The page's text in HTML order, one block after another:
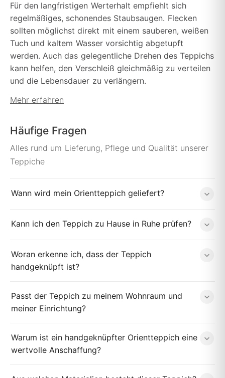
Für den langfristigen Werterhalt empfiehlt sich
regelmäßiges, schonendes Staubsaugen. Flecken
sollten möglichst direkt mit einem sauberen, weißen
Tuch und kaltem Wasser vorsichtig abgetupft
werden. Auch das gelegentliche Drehen des Teppichs
kann helfen, den Verschleiß gleichmäßig zu verteilen
und die Lebensdauer zu verlängern.
Mehr erfahren
Häufige Fragen
Alles rund um Lieferung, Pflege und Qualität unserer
Teppiche
Wann wird mein Orientteppich geliefert?
Kann ich den Teppich zu Hause in Ruhe prüfen?
Woran erkenne ich, dass der Teppich
handgeknüpft ist?
Passt der Teppich zu meinem Wohnraum und
meiner Einrichtung?
Warum ist ein handgeknüpfter Orientteppich eine
wertvolle Anschaffung?